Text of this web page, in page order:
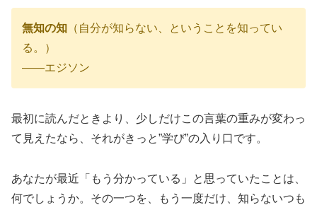
無知の知 （自分が知らない、ということを知ってい
る。）
——エジソン
最初に読んだときより、少しだけこの言葉の重みが変わっ
て見えたなら、それがきっと”学び”の入り口です。
あなたが最近「もう分かっている」と思っていたことは、
何でしょうか。その一つを、もう一度だけ、知らないつも